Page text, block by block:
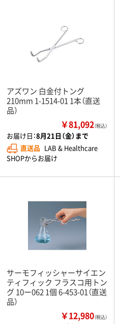
アズワン 白金付トング
210mm 1-1514-01 1本（直送
品）
￥81,092（税込）
お届け日：8月21日（金）まで
直送品 LAB & Healthcare
SHOPからお届け
サーモフィッシャーサイエン
ティフィック フラスコ用トン
グ 10ー062 1個 6-453-01（直送
品）
￥12,980（税込）